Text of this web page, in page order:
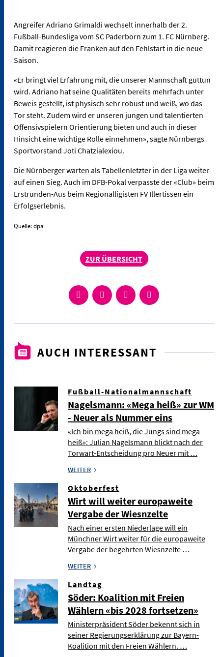
Angreifer Adriano Grimaldi wechselt innerhalb der 2.
Fußball-Bundesliga vom SC Paderborn zum 1. FC Nürnberg.
Damit reagieren die Franken auf den Fehlstart in die neue
Saison.
«Er bringt viel Erfahrung mit, die unserer Mannschaft guttun
wird. Adriano hat seine Qualitäten bereits mehrfach unter
Beweis gestellt, ist physisch sehr robust und weiß, wo das
Tor steht. Zudem wird er unseren jungen und talentierten
Offensivspielern Orientierung bieten und auch in dieser
Hinsicht eine wichtige Rolle einnehmen», sagte Nürnbergs
Sportvorstand Joti Chatzialexiou.
Die Nürnberger warten als Tabellenletzter in der Liga weiter
auf einen Sieg. Auch im DFB-Pokal verpasste der «Club» beim
Erstrunden-Aus beim Regionalligisten FV Illertissen ein
Erfolgserlebnis.
Quelle: dpa
ZUR ÜBERSICHT
AUCH INTERESSANT
Fußball-Nationalmannschaft
Nagelsmann: «Mega heiß» zur WM
- Neuer als Nummer eins
«Ich bin mega heiß, die Jungs sind mega
heiß»: Julian Nagelsmann blickt nach der
Torwart-Entscheidung pro Neuer mit …
WEITER
Oktoberfest
Wirt will weiter europaweite
Vergabe der Wiesnzelte
Nach einer ersten Niederlage will ein
Münchner Wirt weiter für die europaweite
Vergabe der begehrten Wiesnzelte …
WEITER
Landtag
Söder: Koalition mit Freien
Wählern «bis 2028 fortsetzen»
Ministerpräsident Söder bekennt sich in
seiner Regierungserklärung zur Bayern-
Koalition mit den Freien Wählern. …